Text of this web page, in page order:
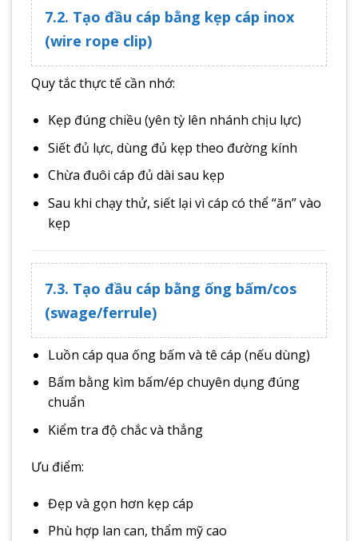
7.2. Tạo đầu cáp bằng kẹp cáp inox
(wire rope clip)
Quy tắc thực tế cần nhớ:
Kẹp đúng chiều (yên tỳ lên nhánh chịu lực)
Siết đủ lực, dùng đủ kẹp theo đường kính
Chừa đuôi cáp đủ dài sau kẹp
Sau khi chạy thử, siết lại vì cáp có thể “ăn” vào
kẹp
7.3. Tạo đầu cáp bằng ống bấm/cos
(swage/ferrule)
Luồn cáp qua ống bấm và tê cáp (nếu dùng)
Bấm bằng kìm bấm/ép chuyên dụng đúng
chuẩn
Kiểm tra độ chắc và thẳng
Ưu điểm:
Đẹp và gọn hơn kẹp cáp
Phù hợp lan can, thẩm mỹ cao